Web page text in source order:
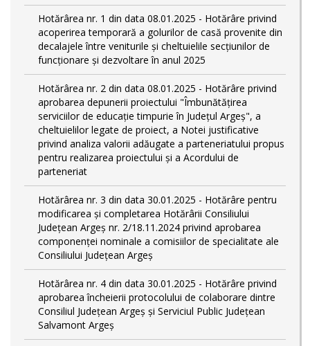
Hotărârea nr. 1 din data 08.01.2025 - Hotărâre privind
acoperirea temporară a golurilor de casă provenite din
decalajele între veniturile și cheltuielile secțiunilor de
funcționare și dezvoltare în anul 2025
Hotărârea nr. 2 din data 08.01.2025 - Hotărâre privind
aprobarea depunerii proiectului "Îmbunătățirea
serviciilor de educație timpurie în Județul Argeș", a
cheltuielilor legate de proiect, a Notei justificative
privind analiza valorii adăugate a parteneriatului propus
pentru realizarea proiectului și a Acordului de
parteneriat
Hotărârea nr. 3 din data 30.01.2025 - Hotărâre pentru
modificarea și completarea Hotărârii Consiliului
Județean Argeș nr. 2/18.11.2024 privind aprobarea
componenței nominale a comisiilor de specialitate ale
Consiliului Județean Argeș
Hotărârea nr. 4 din data 30.01.2025 - Hotărâre privind
aprobarea încheierii protocolului de colaborare dintre
Consiliul Județean Argeș și Serviciul Public Județean
Salvamont Argeș